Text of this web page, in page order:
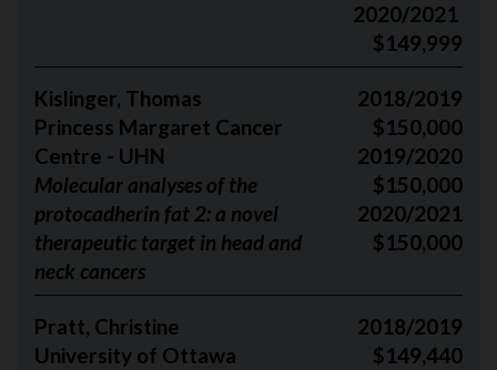
2020/2021
$149,999
Kislinger, Thomas
Princess Margaret Cancer
Centre - UHN
Molecular analyses of the
protocadherin fat 2: a novel
therapeutic target in head and
neck cancers
2018/2019
$150,000
2019/2020
$150,000
2020/2021
$150,000
Pratt, Christine
University of Ottawa
2018/2019
$149,440